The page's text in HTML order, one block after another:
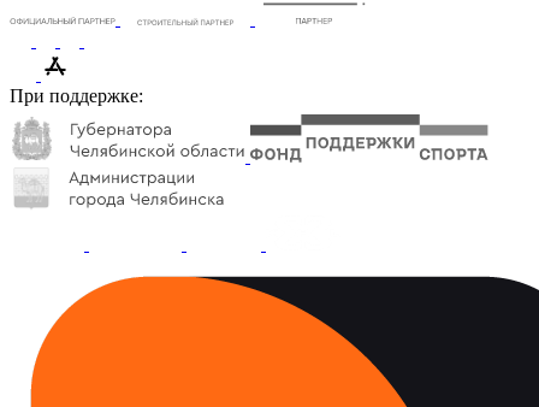
При поддержке: